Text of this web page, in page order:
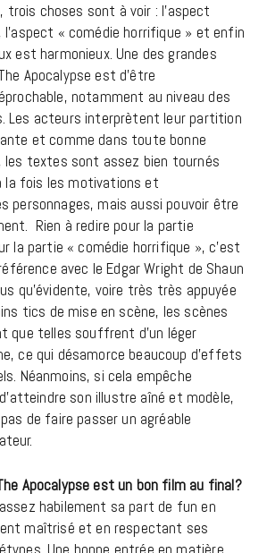
trois choses sont à voir : l’aspect
l’aspect « comédie horrifique » et enfin
est harmonieux. Une des grandes
Apocalypse est d’être
notamment au niveau des
Les acteurs interprètent leur partition
et comme dans toute bonne
les textes sont assez bien tournés
la fois les motivations et
personnages, mais aussi pouvoir être
Rien à redire pour la partie
la partie « comédie horrifique », c’est
avec le Edgar Wright de Shaun
qu’évidente, voire très très appuyée
tics de mise en scène, les scènes
que telles souffrent d’un léger
ce qui désamorce beaucoup d’effets
Néanmoins, si cela empêche
son illustre aîné et modèle,
de faire passer un agréable
Apocalypse est un bon film au final?
habilement sa part de fun en
maîtrisé et en respectant ses